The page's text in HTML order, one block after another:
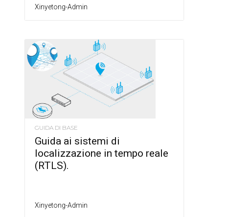
Xinyetong-Admin
GUIDA DI BASE
Guida ai sistemi di
localizzazione in tempo reale
(RTLS).
Xinyetong-Admin